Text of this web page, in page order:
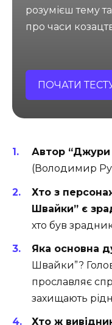
розумієш тему
про часи
ПОЧАТИ
Автор “Джури
(Володимир
Хто з
Швайки” є
хто був
Яка основна
Швайки”?
прославляє
захищають
Хто ж